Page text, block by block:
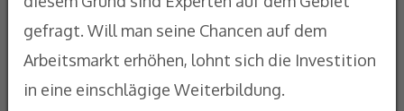
gefragt. Will man seine Chancen auf dem
Arbeitsmarkt erhöhen, lohnt sich die Investition
in eine einschlägige Weiterbildung.